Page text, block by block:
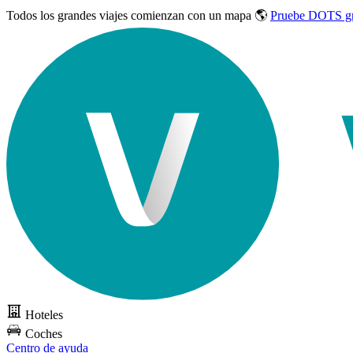
Todos los grandes viajes comienzan con un mapa 🌎 Pruebe DOTS
Hoteles
Coches
Centro de ayuda